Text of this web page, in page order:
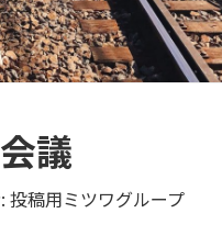
議
投稿用ミツワグループ